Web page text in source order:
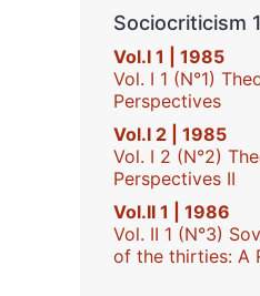
Sociocriticism
Vol.I 1 | 1985
Vol. I 1 (N°1)
Perspectives
Vol.I 2 | 1985
Vol. I 2 (N°2)
Perspectives II
Vol.II 1 | 1986
Vol. II 1 (N°3)
of the thirties: A